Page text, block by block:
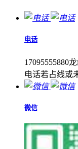
电话
17095555880
电话若占线或
微信